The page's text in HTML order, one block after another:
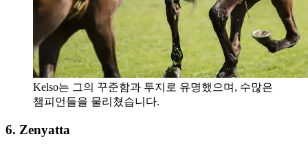
Kelso는 그의 꾸준함과 투지로 유명했으며, 수많은
챔피언들을 물리쳤습니다.
6. Zenyatta